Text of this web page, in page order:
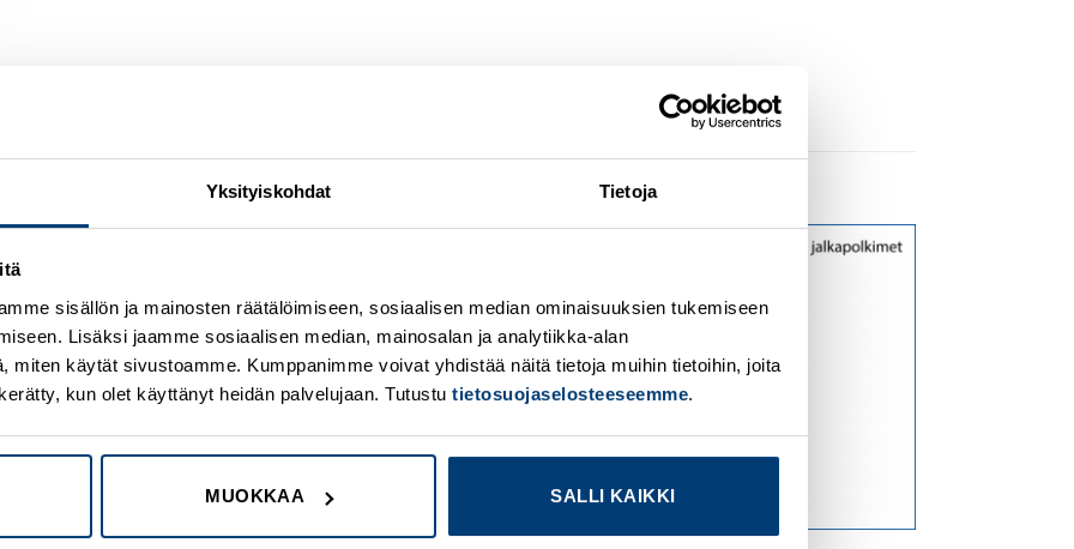
Yksityiskohdat Tietoja
sisällön ja mainosten räätälöimiseen, sosiaalisen median ominaisuuksien tukemiseen
Lisäksi jaamme sosiaalisen median, mainosalan ja analytiikka-alan
miten käytät sivustoamme. Kumppanimme voivat yhdistää näitä tietoja muihin tietoihin, joita
kun olet käyttänyt heidän palvelujaan. Tutustu tietosuojaselosteeseemme.
MUOKKAA SALLI KAIKKI
wishlist
wishlist